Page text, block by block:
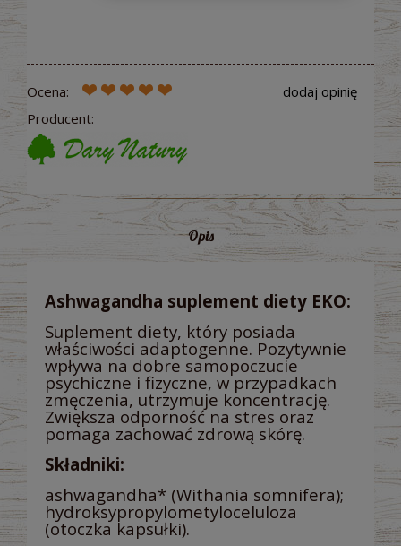
Ocena:
Producent:
dodaj opinię
Opis
Ashwagandha suplement diety EKO:
Suplement diety, który posiada
właściwości adaptogenne. Pozytywnie
wpływa na dobre samopoczucie
psychiczne i fizyczne, w przypadkach
zmęczenia, utrzymuje koncentrację.
Zwiększa odporność na stres oraz
pomaga zachować zdrową skórę.
Składniki:
ashwagandha* (Withania somnifera);
hydroksypropylometyloceluloza
(otoczka kapsułki).